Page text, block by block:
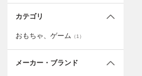
カテゴリ
おもちゃ、ゲーム （1 ）
メーカー・ブランド